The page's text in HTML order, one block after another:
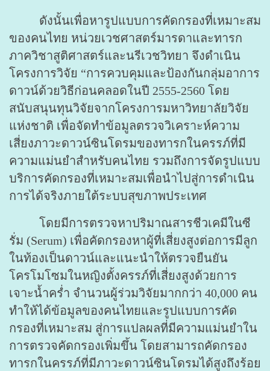
ดังนั้นเพื่อหารูปแบบการคัดกรองที่เหมาะสม
ของคนไทย หน่วยเวชศาสตร์มารดาและทารก
ภาควิชาสูติศาสตร์และนรีเวชวิทยา จึงดำเนิน
โครงการวิจัย “การควบคุมและป้องกันกลุ่มอาการ
ดาวน์ด้วยวิธีก่อนคลอดในปี 2555-2560 โดย
สนับสนุนทุนวิจัยจากโครงการมหาวิทยาลัยวิจัย
แห่งชาติ เพื่อจัดทำข้อมูลตรวจวิเคราะห์ความ
เสี่ยงภาวะดาวน์ซินโดรมของทารกในครรภ์ที่มี
ความแม่นยำสำหรับคนไทย รวมถึงการจัดรูปแบบ
บริการคัดกรองที่เหมาะสมเพื่อนำไปสู่การดำเนิน
การได้จริงภายใต้ระบบสุขภาพประเทศ
โดยมีการตรวจหาปริมาณสารชีวเคมีในซี
รั่ม (Serum) เพื่อคัดกรองหาผู้ที่เสี่ยงสูงต่อการมีลูก
ในท้องเป็นดาวน์และแนะนำให้ตรวจยืนยัน
โครโมโซมในหญิงตั้งครรภ์ที่เสี่ยงสูงด้วยการ
เจาะน้ำคร่ำ จำนวนผู้ร่วมวิจัยมากกว่า 40,000 คน
ทำให้ได้ข้อมูลของคนไทยและรูปแบบการคัด
กรองที่เหมาะสม สู่การแปลผลที่มีความแม่นยำใน
การตรวจคัดกรองเพิ่มขึ้น โดยสามารถคัดกรอง
ทารกในครรภ์ที่มีภาวะดาวน์ซินโดรมได้สูงถึงร้อย